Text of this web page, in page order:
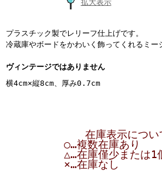
拡大表示
プラスチック製でレリーフ仕上げです。
冷蔵庫やボードをかわいく飾ってくれるミー
ヴィンテージではありません
横4cm×縦8cm、厚み0.7cm
在庫表示につい
○…複数在庫あり
△…在庫僅少または1
×…在庫なし